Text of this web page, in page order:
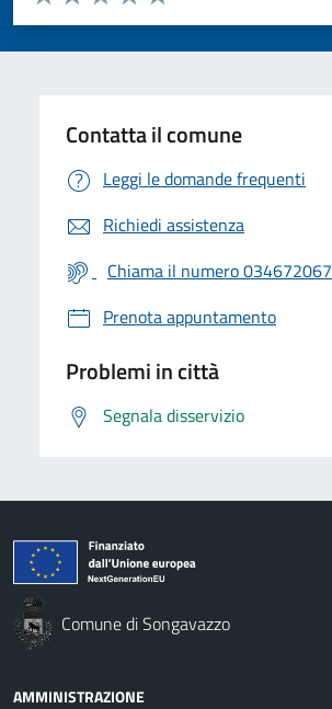
Valuta 5 stelle su 5
Valuta 4 stelle su 5
Valuta 3 stelle su 5
Valuta 2 stelle su 5
Valuta 1 stelle su 5
Contatta il comune
Leggi le domande frequenti
Richiedi assistenza
Chiama il numero 034672067
Prenota appuntamento
Problemi in città
Segnala disservizio
Comune di Songavazzo
AMMINISTRAZIONE